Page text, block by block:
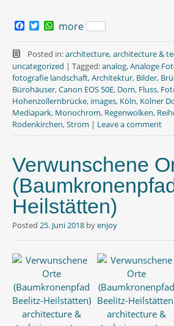
c
e
b
o
o
k
T
i
t
t
e
r
W
a
t
s
A
p
p
more
Posted in:architecture,architecture &
uncategorized | Tagged:analog,Analoge
fotografie landschaft,Architektur, Bilder,
Bürohäuser,Canon EOS 50E, Dom, Fluss,
Hohenzollernbrücke, images, Köln, Kölner
Mediapark, Monochrom, Regenwolken,
Rodenkirchen,Strom | Leave a comment
Verwunschene
Heilstätten)
Posted 25. Juni 2018 byenjoy